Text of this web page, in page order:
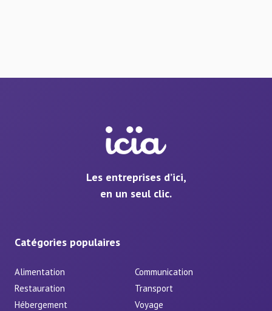
Les entreprises d’ici,
en un seul clic.
Catégories populaires
Alimentation
Communication
Restauration
Transport
Hébergement
Voyage